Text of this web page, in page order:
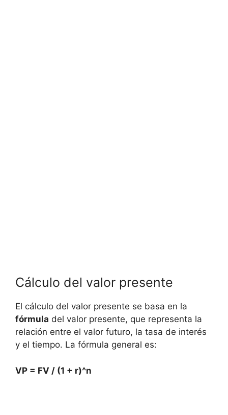
Cálculo del valor presente
El ⁢cálculo del valor presente se basa en la
fórmula del valor presente, que representa la
⁢relación entre el ⁢valor futuro, la tasa ‍de interés
y el ⁤tiempo. La ⁢fórmula‍ general es:
VP = FV / (1 + ⁢r)^n